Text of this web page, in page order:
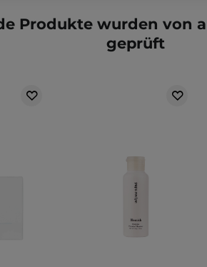
Produkte wurden von
geprüft